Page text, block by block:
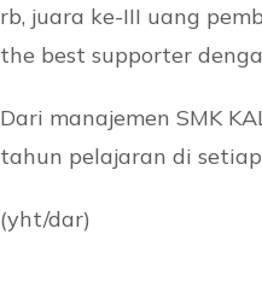
rb, juara ke-III uang
the best supporter
Dari manajemen SMK
tahun pelajaran di
(yht/dar)